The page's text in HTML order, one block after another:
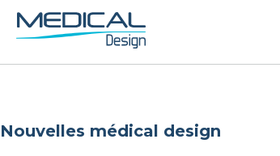
nouvelles médical design